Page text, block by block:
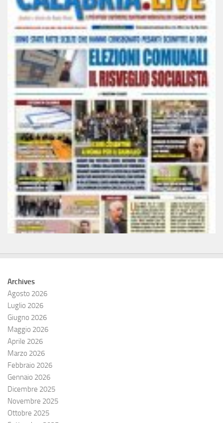
Archives
Agosto 2026
Luglio 2026
Giugno 2026
Maggio 2026
Aprile 2026
Marzo 2026
Febbraio 2026
Gennaio 2026
Dicembre 2025
Novembre 2025
Ottobre 2025